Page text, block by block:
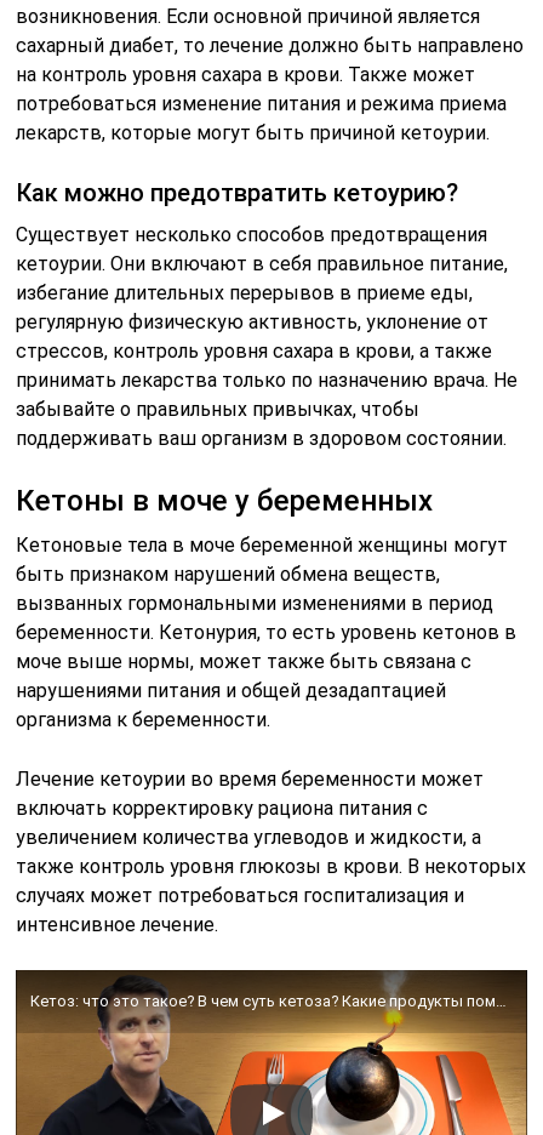
возникновения. Если основной причиной является
сахарный диабет, то лечение должно быть направлено
на контроль уровня сахара в крови. Также может
потребоваться изменение питания и режима приема
лекарств, которые могут быть причиной кетоурии.
Как можно предотвратить кетоурию?
Существует несколько способов предотвращения
кетоурии. Они включают в себя правильное питание,
избегание длительных перерывов в приеме еды,
регулярную физическую активность, уклонение от
стрессов, контроль уровня сахара в крови, а также
принимать лекарства только по назначению врача. Не
забывайте о правильных привычках, чтобы
поддерживать ваш организм в здоровом состоянии.
Кетоны в моче у беременных
Кетоновые тела в моче беременной женщины могут
быть признаком нарушений обмена веществ,
вызванных гормональными изменениями в период
беременности. Кетонурия, то есть уровень кетонов в
моче выше нормы, может также быть связана с
нарушениями питания и общей дезадаптацией
организма к беременности.
Лечение кетоурии во время беременности может
включать корректировку рациона питания с
увеличением количества углеводов и жидкости, а
также контроль уровня глюкозы в крови. В некоторых
случаях может потребоваться госпитализация и
интенсивное лечение.